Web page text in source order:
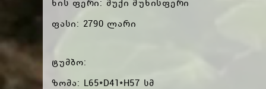
ხის ფერი: მუქი მუხისფერი
ფასი: 2790 ლარი
ტუმბო:
ზომა: L65*D41*H57 სმ